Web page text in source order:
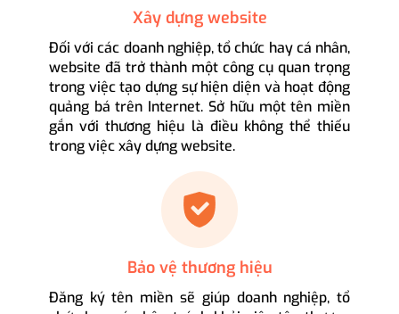
Xây dựng website
Đối với các doanh nghiệp, tổ chức hay cá nhân,
website đã trở thành một công cụ quan trọng
trong việc tạo dựng sự hiện diện và hoạt động
quảng bá trên Internet. Sở hữu một tên miền
gắn với thương hiệu là điều không thể thiếu
trong việc xây dựng website.
Bảo vệ thương hiệu
Đăng ký tên miền sẽ giúp doanh nghiệp, tổ